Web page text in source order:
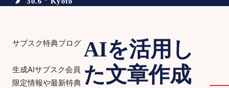
サブスク特典ブログ
生成AIサブスク会員
限定情報や最新特典
AIを活用し
た文章作成